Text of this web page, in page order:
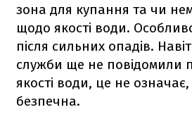
зона для купання та чи
щодо якості води.
після сильних опадів.
служби ще не повідомили
якості води, це не
безпечна.